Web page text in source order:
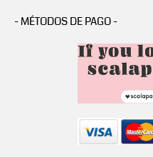
- MÉTODOS DE PAGO -